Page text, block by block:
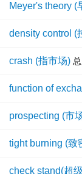
Meyer's theory (
density control (
crash (指市场)
function of
prospecting (市
tight burning (致
check stand(超